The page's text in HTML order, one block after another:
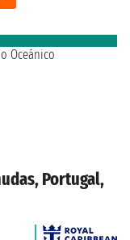
Portugal,